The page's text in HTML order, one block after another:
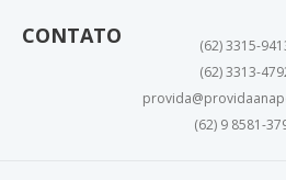
CONTATO
(62) 3315-
(62) 3313-
(62) 9 8581-